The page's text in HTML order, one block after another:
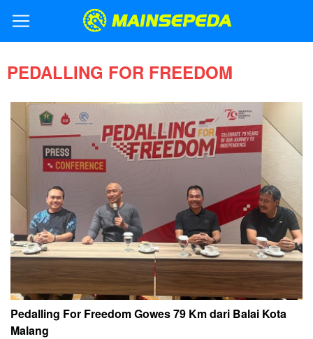
PEDALLING FOR FREEDOM
Pedalling For Freedom Gowes 79 Km dari Balai Kota
Malang